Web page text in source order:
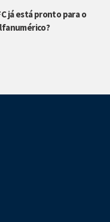
já está pronto para o